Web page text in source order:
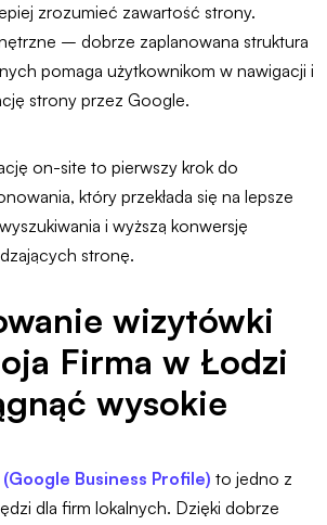
zrozumieć zawartość strony.
– dobrze zaplanowana struktura
pomaga użytkownikom w nawigacji i
strony przez Google.
on-site to pierwszy krok do
który przekłada się na lepsze
i wyższą konwersję
stronę.
wizytówki
Firma w Łodzi
wysokie
Business Profile) to jedno z
dla firm lokalnych. Dzięki dobrze